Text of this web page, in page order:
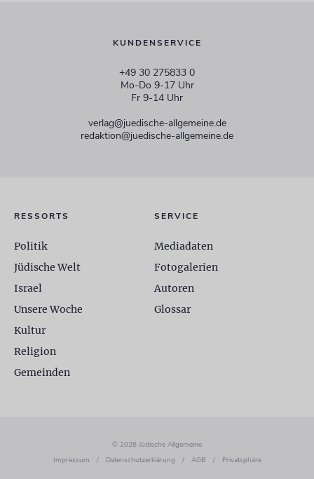
KUNDENSERVICE
+49 30 275833 0
Mo-Do 9-17 Uhr
Fr 9-14 Uhr
verlag@juedische-allgemeine.de
redaktion@juedische-allgemeine.de
RESSORTS
Politik
Jüdische Welt
Israel
Unsere Woche
Kultur
Religion
Gemeinden
SERVICE
Mediadaten
Fotogalerien
Autoren
Glossar
© 2026 Jüdische Allgemeine
Impressum
/ Datenschutzerklärung / AGB / Privatsphäre